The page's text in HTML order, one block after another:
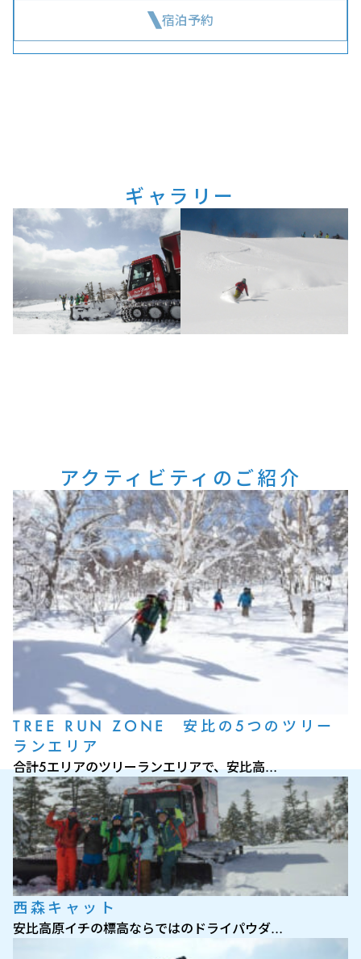
宿泊予約
ギャラリー
アクティビティのご紹介
TREE RUN ZONE 安比の5つのツリー
ランエリア
合計5エリアのツリーランエリアで、安比高…
西森キャット
安比高原イチの標高ならではのドライパウダ…